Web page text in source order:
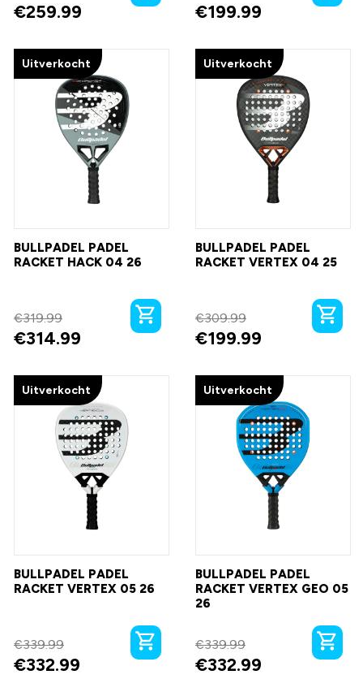
€259.99 €199.99
Uitverkocht
BULLPADEL PADEL
RACKET HACK 04 26
€319.99
€314.99
Uitverkocht
BULLPADEL PADEL
RACKET VERTEX 04 25
€309.99
€199.99
Uitverkocht
BULLPADEL PADEL
RACKET VERTEX 05 26
€339.99
€332.99
Uitverkocht
BULLPADEL PADEL
RACKET VERTEX GEO 05
26
€339.99
€332.99